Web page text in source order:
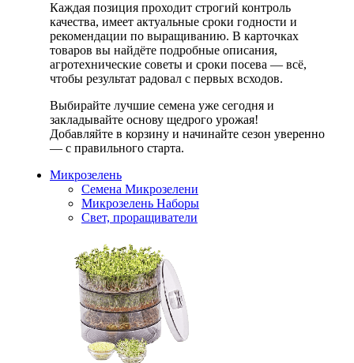
Каждая позиция проходит строгий контроль
качества, имеет актуальные сроки годности и
рекомендации по выращиванию. В карточках
товаров вы найдёте подробные описания,
агротехнические советы и сроки посева — всё,
чтобы результат радовал с первых всходов.
Выбирайте лучшие семена уже сегодня и
закладывайте основу щедрого урожая!
Добавляйте в корзину и начинайте сезон уверенно
— с правильного старта.
Микрозелень
Семена Микрозелени
Микрозелень Наборы
Свет, проращиватели